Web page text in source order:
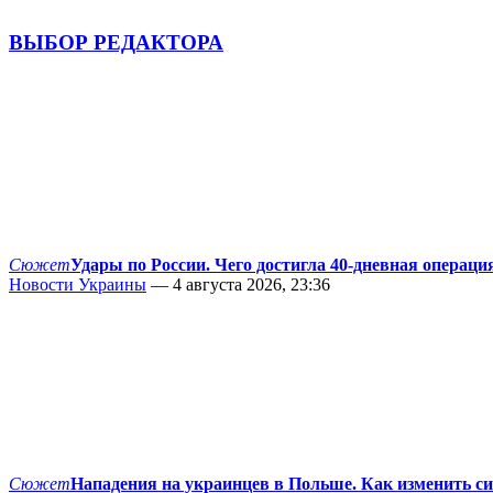
ВЫБОР РЕДАКТОРА
СюжетУдары по России. Чего достигла 40-дневная
Новости Украины — 4 августа 2026, 23:36
СюжетНападения на украинцев в Польше. Как изменить